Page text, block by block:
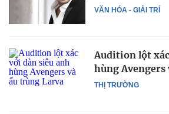
VĂN HÓA - GIẢI TRÍ
THỊ TRƯỜNG
Audition lột
hùng Avengers